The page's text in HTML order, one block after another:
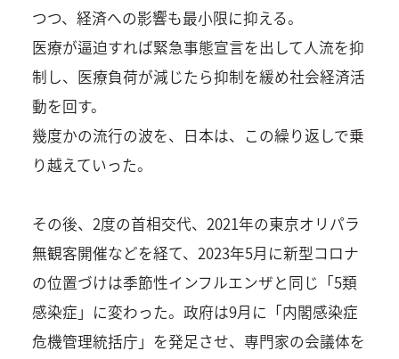
つつ、経済への影響も最小限に抑える。
医療が逼迫すれば緊急事態宣言を出して人流を抑
制し、医療負荷が減じたら抑制を緩め社会経済活
動を回す。
幾度かの流行の波を、日本は、この繰り返しで乗
り越えていった。
その後、2度の首相交代、2021年の東京オリパラ
無観客開催などを経て、2023年5月に新型コロナ
の位置づけは季節性インフルエンザと同じ「5類
感染症」に変わった。政府は9月に「内閣感染症
危機管理統括庁」を発足させ、専門家の会議体を